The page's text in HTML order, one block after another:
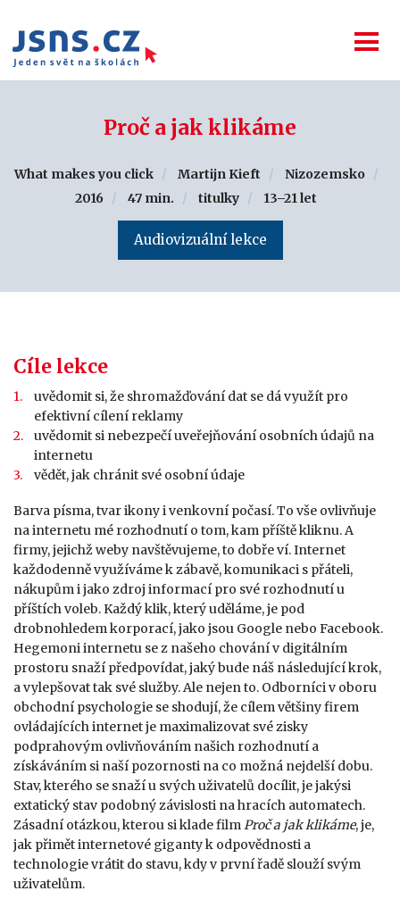
Proč a jak klikáme
What makes you click Martijn Kieft
Nizozemsko
2016
47 min. titulky 13–21 let
Audiovizuální lekce
Cíle lekce
uvědomit si, že shromažďování dat se dá využít pro
efektivní cílení reklamy
uvědomit si nebezpečí uveřejňování osobních údajů na
internetu
vědět, jak chránit své osobní údaje
Barva písma, tvar ikony i venkovní počasí. To vše ovlivňuje
na internetu mé rozhodnutí o tom, kam příště kliknu. A
firmy, jejichž weby navštěvujeme, to dobře ví. Internet
každodenně využíváme k zábavě, komunikaci s přáteli,
nákupům i jako zdroj informací pro své rozhodnutí u
příštích voleb. Každý klik, který uděláme, je pod
drobnohledem korporací, jako jsou Google nebo Facebook.
Hegemoni internetu se z našeho chování v digitálním
prostoru snaží předpovídat, jaký bude náš následující krok,
a vylepšovat tak své služby. Ale nejen to. Odborníci v oboru
obchodní psychologie se shodují, že cílem většiny firem
ovládajících internet je maximalizovat své zisky
podprahovým ovlivňováním našich rozhodnutí a
získáváním si naší pozornosti na co možná nejdelší dobu.
Stav, kterého se snaží u svých uživatelů docílit, je jakýsi
extatický stav podobný závislosti na hracích automatech.
Zásadní otázkou, kterou si klade filmProč a jak klikáme, je,
jak přimět internetové giganty k odpovědnosti a
technologie vrátit do stavu, kdy v první řadě slouží svým
uživatelům.